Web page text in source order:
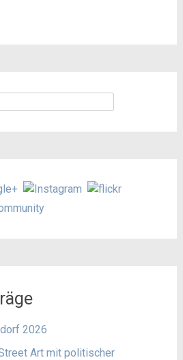
2026
Art mit politischer